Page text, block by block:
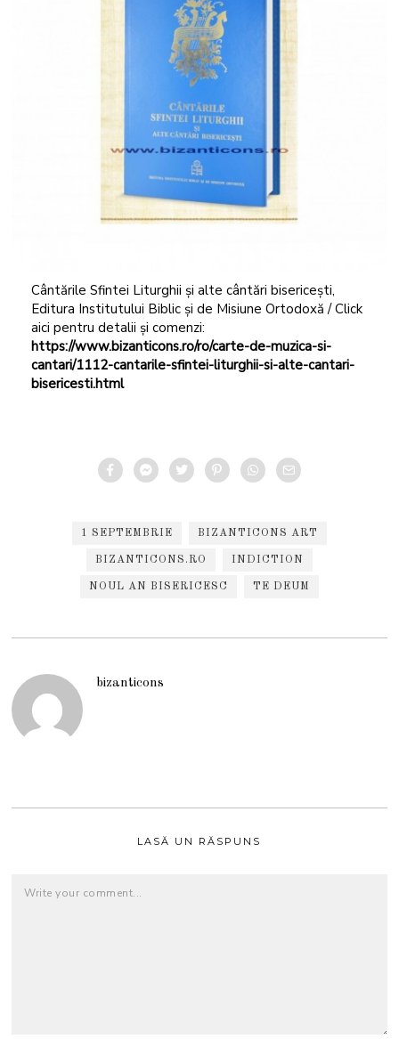
Cântările Sfintei Liturghii și alte cântări bisericești,
Editura Institutului Biblic și de Misiune Ortodoxă / Click
aici pentru detalii și comenzi:
https://www.bizanticons.ro/ro/carte-de-muzica-si-
cantari/1112-cantarile-sfintei-liturghii-si-alte-cantari-
bisericesti.html
1 SEPTEMBRIE BIZANTICONS ART
BIZANTICONS.RO INDICTION
NOUL AN BISERICESC TE DEUM
bizanticons
LASĂ UN RĂSPUNS